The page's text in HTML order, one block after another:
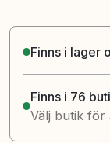
Finns i lager
Finns i 76
Välj butik för